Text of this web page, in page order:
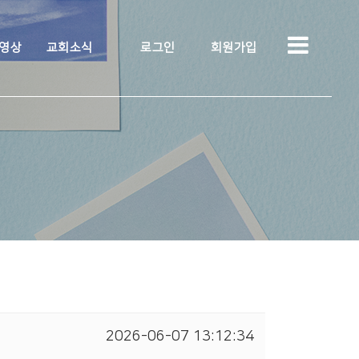
상 교회소식 로그인 회원가입
2026-06-07 13:12:34